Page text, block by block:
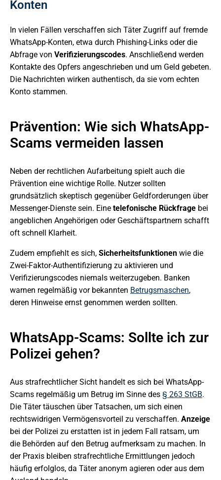
Konten
In vielen Fällen verschaffen sich Täter Zugriff auf fremde
WhatsApp-Konten, etwa durch Phishing-Links oder die
Abfrage von Verifizierungscodes. Anschließend werden
Kontakte des Opfers angeschrieben und um Geld gebeten.
Die Nachrichten wirken authentisch, da sie vom echten
Konto stammen.
Prävention: Wie sich WhatsApp-
Scams vermeiden lassen
Neben der rechtlichen Aufarbeitung spielt auch die
Prävention eine wichtige Rolle. Nutzer sollten
grundsätzlich skeptisch gegenüber Geldforderungen über
Messenger-Dienste sein. Eine telefonische Rückfrage bei
angeblichen Angehörigen oder Geschäftspartnern schafft
oft schnell Klarheit.
Zudem empfiehlt es sich, Sicherheitsfunktionen wie die
Zwei-Faktor-Authentifizierung zu aktivieren und
Verifizierungscodes niemals weiterzugeben. Banken
warnen regelmäßig vor bekannten Betrugsmaschen,
deren Hinweise ernst genommen werden sollten.
WhatsApp-Scams: Sollte ich zur
Polizei gehen?
Aus strafrechtlicher Sicht handelt es sich bei WhatsApp-
Scams regelmäßig um Betrug im Sinne des § 263 StGB.
Die Täter täuschen über Tatsachen, um sich einen
rechtswidrigen Vermögensvorteil zu verschaffen. Anzeige
bei der Polizei zu erstatten ist in jedem Fall ratsam, um
die Behörden auf den Betrug aufmerksam zu machen. In
der Praxis bleiben strafrechtliche Ermittlungen jedoch
häufig erfolglos, da Täter anonym agieren oder aus dem